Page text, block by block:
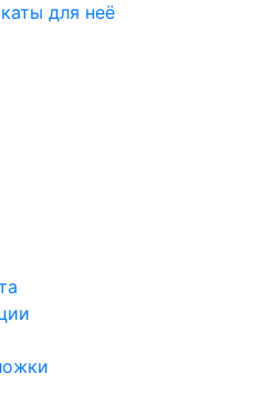
для неё